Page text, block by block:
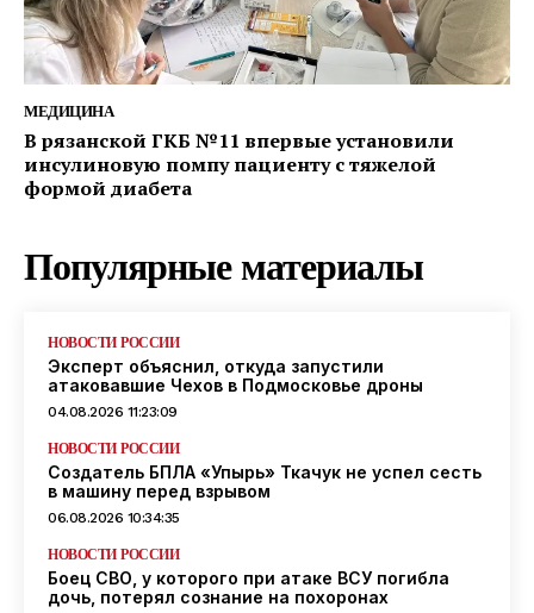
МЕДИЦИНА
В рязанской ГКБ №11 впервые установили
инсулиновую помпу пациенту с тяжелой
формой диабета
Популярные материалы
НОВОСТИ РОССИИ
Эксперт объяснил, откуда запустили
атаковавшие Чехов в Подмосковье дроны
04.08.2026 11:23:09
НОВОСТИ РОССИИ
Создатель БПЛА «Упырь» Ткачук не успел сесть
в машину перед взрывом
06.08.2026 10:34:35
НОВОСТИ РОССИИ
Боец СВО, у которого при атаке ВСУ погибла
дочь, потерял сознание на похоронах